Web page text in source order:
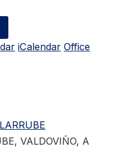
iCalendar Office
VALDOVIÑO, A